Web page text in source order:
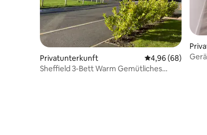
Privatunterkunft Durchschnittliche
4,96 (68)
Sheffield 3-Bett Warm Gemütliches